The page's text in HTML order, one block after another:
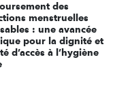
des
menstruelles
: une avancée
pour la dignité et
d’accès à l’hygiène